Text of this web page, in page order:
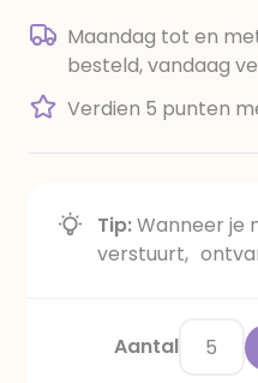
Maandag tot en
besteld, vandaag
Verdien 5 punten
Tip:Wanneer je
verstuurt,
Aantal